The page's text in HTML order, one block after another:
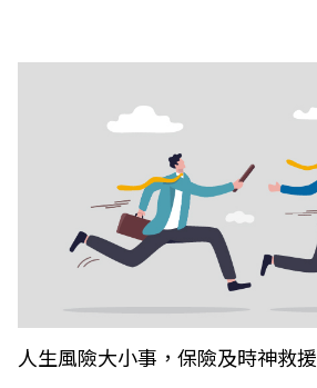
人生風險大小事，保險及時神救援